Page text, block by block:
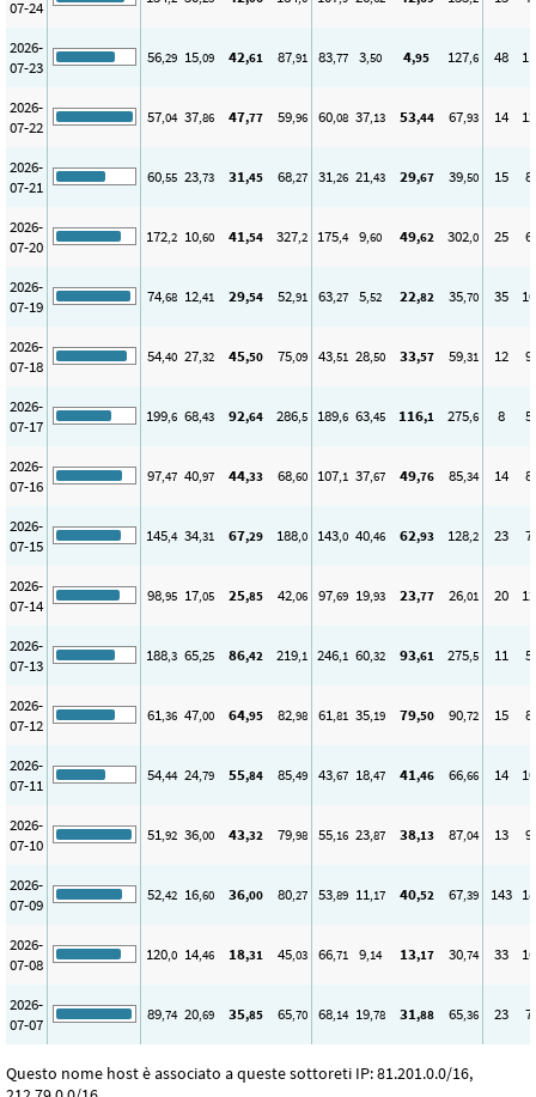
07-24
2026-
07-23
56,29 15,09 42,61 87,91 83,77 3,50 4,95 127,6 48 11
2026-
07-22
57,04 37,86 47,77 59,96 60,08 37,13 53,44 67,93 14 12
2026-
07-21
60,55 23,73 31,45 68,27 31,26 21,43 29,67 39,50 15 8
2026-
07-20
172,2 10,60 41,54 327,2 175,4 9,60 49,62 302,0 25 6
2026-
07-19
74,68 12,41 29,54 52,91 63,27 5,52 22,82 35,70 35 10
2026-
07-18
54,40 27,32 45,50 75,09 43,51 28,50 33,57 59,31 12 9
2026-
07-17
199,6 68,43 92,64 286,5 189,6 63,45 116,1 275,6 8 5
2026-
07-16
97,47 40,97 44,33 68,60 107,1 37,67 49,76 85,34 14 8
2026-
07-15
145,4 34,31 67,29 188,0 143,0 40,46 62,93 128,2 23 7
2026-
07-14
98,95 17,05 25,85 42,06 97,69 19,93 23,77 26,01 20 12
2026-
07-13
188,3 65,25 86,42 219,1 246,1 60,32 93,61 275,5 11 5
2026-
07-12
61,36 47,00 64,95 82,98 61,81 35,19 79,50 90,72 15 8
2026-
07-11
54,44 24,79 55,84 85,49 43,67 18,47 41,46 66,66 14 10
2026-
07-10
51,92 36,00 43,32 79,98 55,16 23,87 38,13 87,04 13 9
2026-
07-09
52,42 16,60 36,00 80,27 53,89 11,17 40,52 67,39 143 18
2026-
07-08
120,0 14,46 18,31 45,03 66,71 9,14 13,17 30,74 33 16
2026-
07-07
89,74 20,69 35,85 65,70 68,14 19,78 31,88 65,36 23 7
Questo nome host è associato a queste sottoreti IP: 81.201.0.0/16,